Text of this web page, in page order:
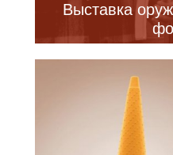
Выставка